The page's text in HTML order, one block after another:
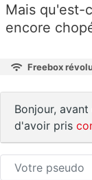
Mais qu'est-
encore
Freebox
Bonjour,
d'avoir pris